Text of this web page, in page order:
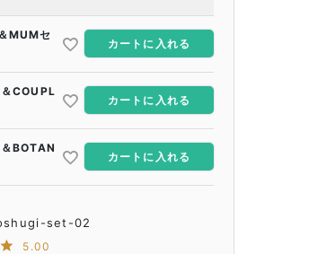
MUMセ
カートに入れる
COUPL
カートに入れる
BOTAN
カートに入れる
set-02
5.00